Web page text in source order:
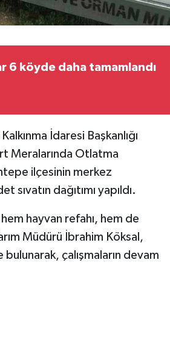
6 köyde daha tamamlandı
İdaresi Başkanlığı
Meralarında Otlatma
ilçesinin merkez
sıvatın dağıtımı yapıldı.
hayvan refahı, hem de
Müdürü İbrahim Köksal,
bulunarak, çalışmaların devam